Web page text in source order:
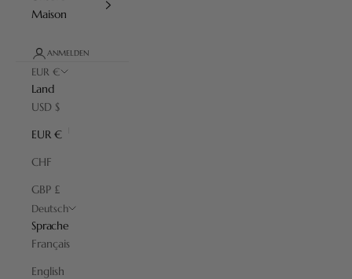
Maison
ANMELDEN
EUR €
Land
USD $
EUR €
CHF
GBP £
Deutsch
Sprache
Français
English